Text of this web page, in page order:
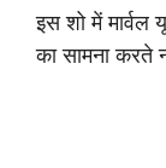
इस शो में मार्वल
का सामना